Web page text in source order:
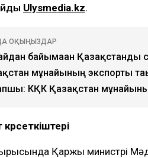
Ulysmedia.kz.
ОҚЫҢЫЗДАР
байымаған
мұнайының экспорты
КҚК Қазақстан
Қаржы министрі